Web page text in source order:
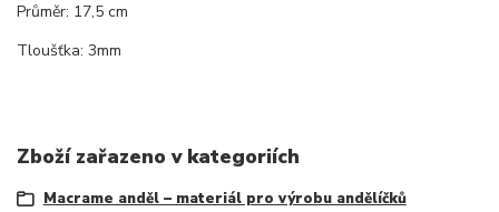
Průměr: 17,5 cm
Tloušťka: 3mm
Zboží zařazeno v kategoriích
Macrame anděl – materiál pro výrobu andělíčků